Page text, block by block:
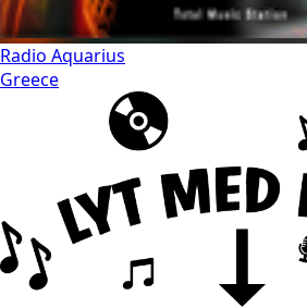
Radio Aquarius
Greece